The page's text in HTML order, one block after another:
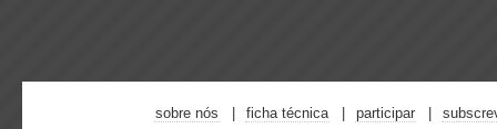
sobre nós ficha técnica participar